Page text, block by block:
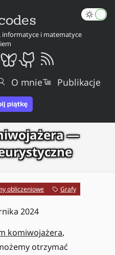
i matematyce
O mnie Publikacje
—
obliczeniowe Grafy
2024
komiwojażera,
otrzymać